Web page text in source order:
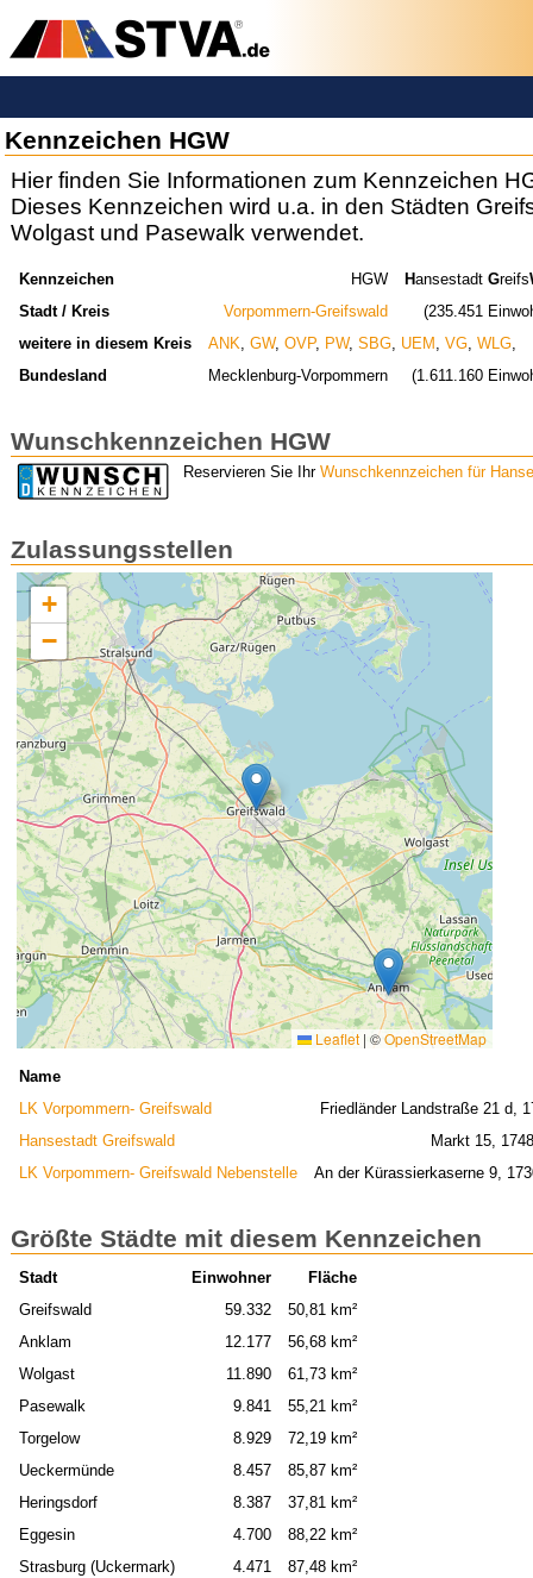
Kennzeichen HGW
Hier finden Sie Informationen zum Kennzeichen
Dieses Kennzeichen wird u.a. in den Städten
Wolgast und Pasewalk verwendet.
Kennzeichen HGW HansestadtGreifs
Stadt / Kreis
Vorpommern-Greifswald
(235.451
weitere in diesem Kreis
ANK GW, OVP, PW, SBG, UEM VG, WLG,
Bundesland
Mecklenburg-Vorpommern (1.611.160
Wunschkennzeichen HGW
Reservieren Sie Ihr Wunschkennzeichen für
Zulassungsstellen
+
−
Leaflet | ©OpenStreetMap
Name
LK Vorpommern- Greifswald
Friedländer Landstraße 21 d,
Hansestadt Greifswald
Markt 15,
LK Vorpommern- Greifswald Nebenstelle
An der Kürassierkaserne 9,
Größte Städte mit diesem Kennzeichen
Stadt Einwohner
Fläche
Greifswald
59.332
50,81 km²
Anklam
12.177
56,68 km²
Wolgast
11.890
61,73 km²
Pasewalk
9.841
55,21 km²
Torgelow
8.929
72,19 km²
Ueckermünde
8.457
85,87 km²
Heringsdorf
8.387
37,81 km²
Eggesin
4.700
88,22 km²
Strasburg (Uckermark)
4.471
87,48 km²